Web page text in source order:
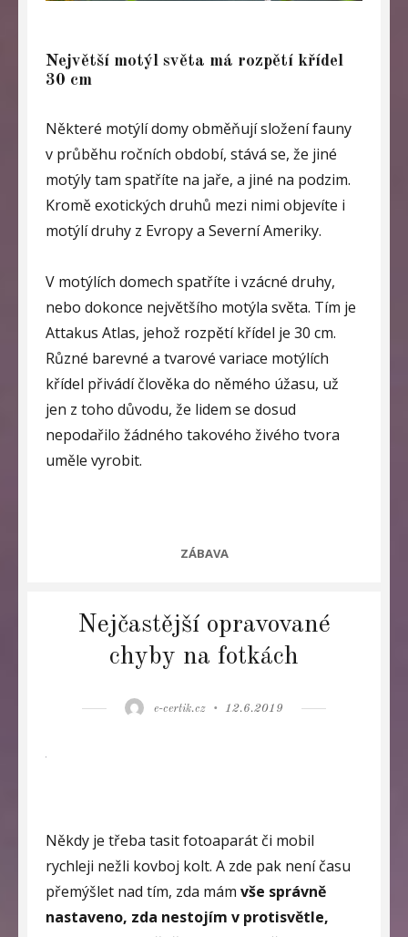
Největší motýl světa má rozpětí křídel
30 cm
Některé motýlí domy obměňují složení fauny
v průběhu ročních období, stává se, že jiné
motýly tam spatříte na jaře, a jiné na podzim.
Kromě exotických druhů mezi nimi objevíte i
motýlí druhy z Evropy a Severní Ameriky.
V motýlích domech spatříte i vzácné druhy,
nebo dokonce největšího motýla světa. Tím je
Attakus Atlas, jehož rozpětí křídel je 30 cm.
Různé barevné a tvarové variace motýlích
křídel přivádí člověka do němého úžasu, už
jen z toho důvodu, že lidem se dosud
nepodařilo žádného takového živého tvora
uměle vyrobit.
CATEGORIES
ZÁBAVA
Nejčastější opravované
chyby na fotkách
Author
e-certik.cz
Posted
12.6.2019
Někdy je třeba tasit fotoaparát či mobil
rychleji nežli kovboj kolt. A zde pak není času
přemýšlet nad tím, zda mám vše správně
nastaveno, zda nestojím v protisvětle,